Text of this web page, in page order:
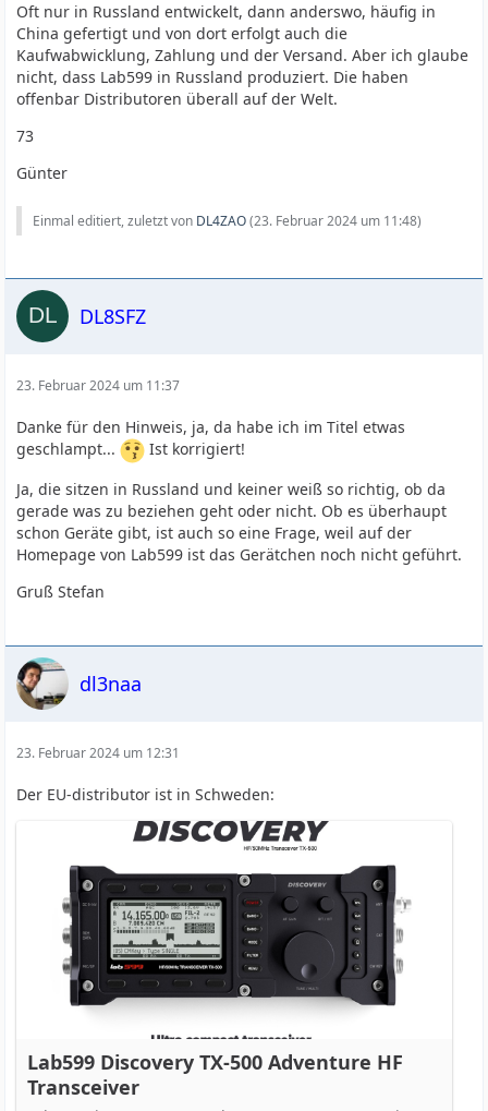
Oft nur in Russland entwickelt, dann anderswo, häufig in
China gefertigt und von dort erfolgt auch die
Kaufwabwicklung, Zahlung und der Versand. Aber ich glaube
nicht, dass Lab599 in Russland produziert. Die haben
offenbar Distributoren überall auf der Welt.
73
Günter
Einmal editiert, zuletzt von DL4ZAO(23. Februar 2024 um 11:48)
DL8SFZ
23. Februar 2024 um 11:37
Danke für den Hinweis, ja, da habe ich im Titel etwas
geschlampt...
Ist korrigiert!
Ja, die sitzen in Russland und keiner weiß so richtig, ob da
gerade was zu beziehen geht oder nicht. Ob es überhaupt
schon Geräte gibt, ist auch so eine Frage, weil auf der
Homepage von Lab599 ist das Gerätchen noch nicht geführt.
Gruß Stefan
dl3naa
23. Februar 2024 um 12:31
Der EU-distributor ist in Schweden:
Lab599 Discovery TX-500 Adventure HF
Transceiver